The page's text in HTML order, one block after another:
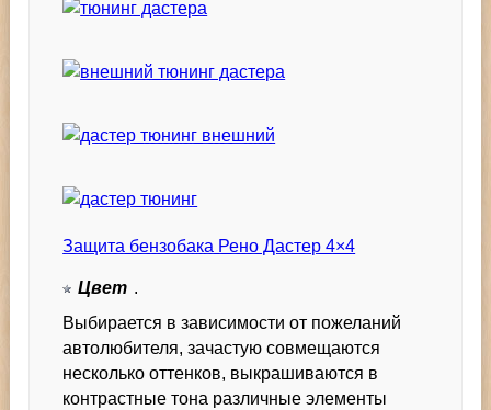
Защита бензобака Рено Дастер 4×4
Цвет .
Выбирается в зависимости от пожеланий
автолюбителя, зачастую совмещаются
несколько оттенков, выкрашиваются в
контрастные тона различные элементы